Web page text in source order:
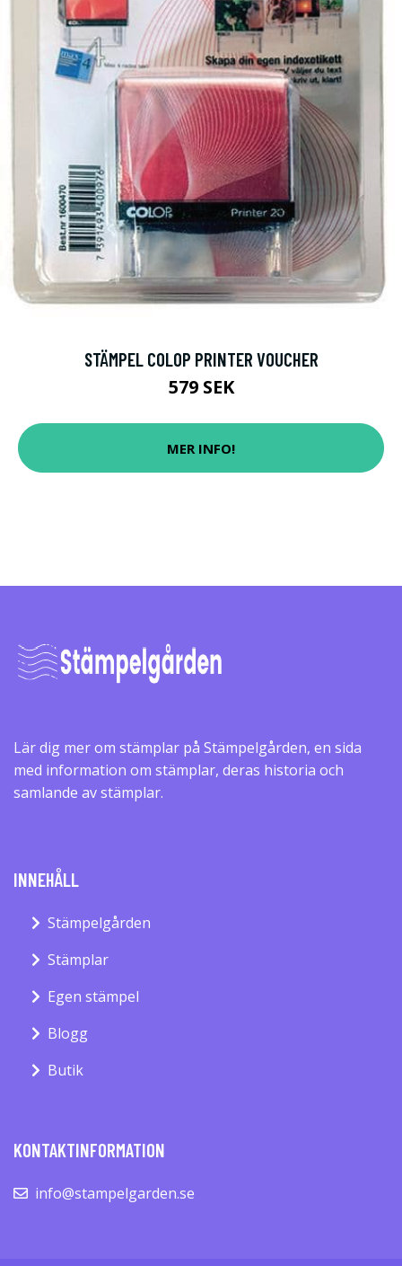
STÄMPEL COLOP PRINTER VOUCHER
579 SEK
MER INFO!
Lär dig mer om stämplar på Stämpelgården, en sida
med information om stämplar, deras historia och
samlande av stämplar.
INNEHÅLL
Stämpelgården
Stämplar
Egen stämpel
Blogg
Butik
KONTAKTINFORMATION
info@stampelgarden.se